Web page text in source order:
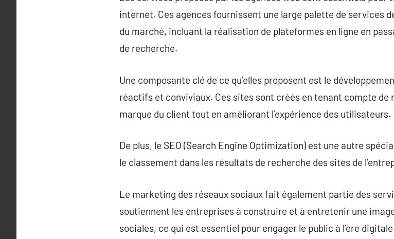
internet. Ces agences fournissent une large palette de services
du marché, incluant la réalisation de plateformes en ligne en
de recherche.
Une composante clé de ce qu’elles proposent est le
réactifs et conviviaux. Ces sites sont créés en tenant compte de
marque du client tout en améliorant l’expérience des utilisateurs.
De plus, le SEO (Search Engine Optimization) est une autre
le classement dans les résultats de recherche des sites de
Le marketing des réseaux sociaux fait également partie des
soutiennent les entreprises à construire et à entretenir une
sociales, ce qui est essentiel pour engager le public à l’ère